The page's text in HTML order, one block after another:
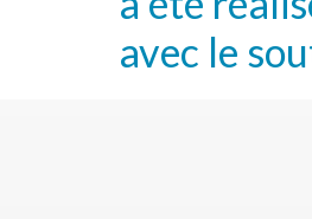
avec le